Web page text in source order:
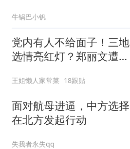
牛锅巴小钒
党内有人不给面子！三地
选情亮红灯？郑丽文遭架
一起来听听
王姐懒人家常菜 18跟贴
面对航母进逼，中方选择
在北方发起行动
失我者永失qq